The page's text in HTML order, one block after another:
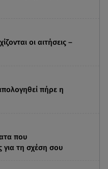
οι αιτήσεις –
πήρε η
που
για τη σχέση σου